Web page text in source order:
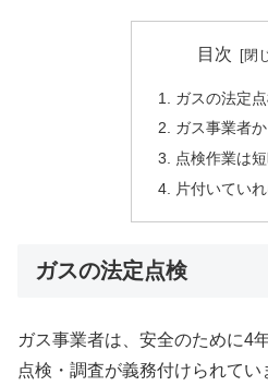
目次
ガスの法定
ガス事業者
点検作業は
片付いてい
ガスの法定点検
ガス事業者は、安全のために4
点検・調査が義務付けられてい